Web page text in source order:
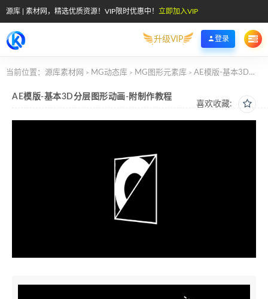
源库 | 素材网，精选优质资源！VIP限时优惠中！ 立即加入VIP
升级VIP 登录
当前位置： 源库素材网 > MG动态库 > MG图形元素库 > AE模版-基本3D分层图形动画-附制作教程
喜欢收藏:
AE模版-基本3D分层图形动画-附制作教程